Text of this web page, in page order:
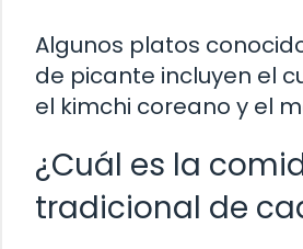
Algunos platos
de picante incluyen el
el kimchi coreano y el
¿Cuál es la
tradicional de